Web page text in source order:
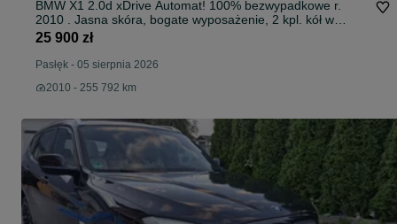
BMW X1 2.0d xDrive Automat! 100% bezwypadkowe r.
2010 . Jasna skóra, bogate wyposażenie, 2 kpl. kół w
cenie. Zadbany, gotowy do jazdy. PT 02.2027.
25 900 zł
Pasłęk - 05 sierpnia 2026
2010 - 255 792 km